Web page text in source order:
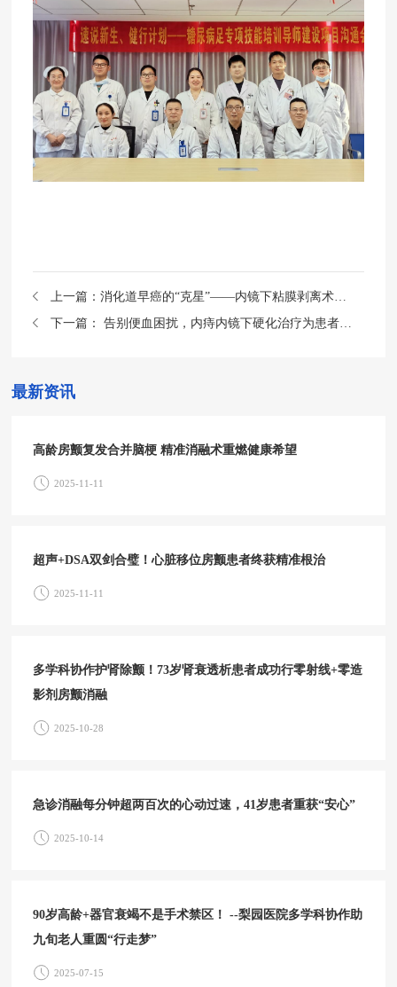
上一篇：
下一篇：
最新资讯
高龄房颤复发合并脑梗 精准消融术重燃健康希望
2025-11-11
超声+DSA双剑合璧！心脏移位房颤患者终获精准根治
2025-11-11
多学科协作护肾除颤！73岁肾衰透析患者成功行零射线+零造
影剂房颤消融
2025-10-28
急诊消融每分钟超两百次的心动过速，41岁患者重获“安心”
2025-10-14
90岁高龄+器官衰竭不是手术禁区！ --梨园医院多学科协作助
九旬老人重圆“行走梦”
2025-07-15